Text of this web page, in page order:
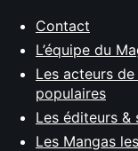
Contact
L’équipe du
Les acteurs
populaires
Les éditeurs
Les Mangas